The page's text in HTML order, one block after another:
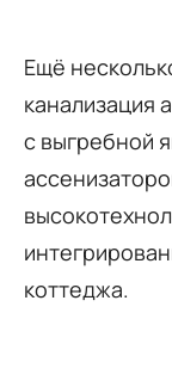
Ещё
канализация
с выгребной
коттеджа.